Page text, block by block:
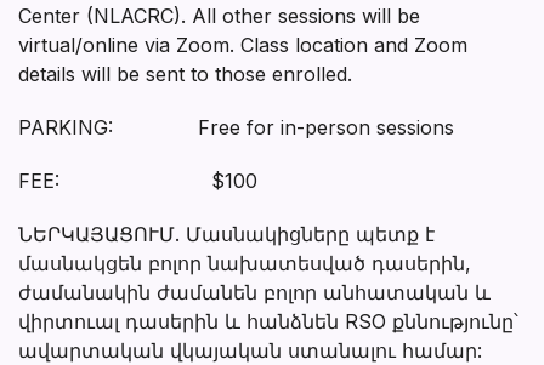
Center (NLACRC). All other sessions will be
virtual/online via Zoom. Class location and Zoom
details will be sent to those enrolled.
PARKING: Free for in-person sessions
FEE: $100
ՆԵՐԿԱՅԱՑՈՒՄ. Մասնակիցները պետք է
մասնակցեն բոլոր նախատեսված դասերին,
ժամանակին ժամանեն բոլոր անհատական և
վիրտուալ դասերին և հանձնեն RSO քննությունը՝
ավարտական վկայական ստանալու համար: